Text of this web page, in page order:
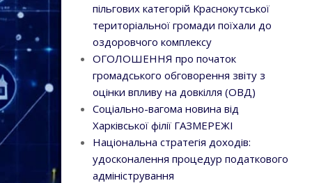
пільгових категорій Краснокутської
територіальної громади поїхали до
оздоровчого комплексу
ОГОЛОШЕННЯ про початок
громадського обговорення звіту з
оцінки впливу на довкілля (ОВД)
Соціально-вагома новина від
Харківської філії ГАЗМЕРЕЖІ
Національна стратегія доходів:
удосконалення процедур податкового
адміністрування